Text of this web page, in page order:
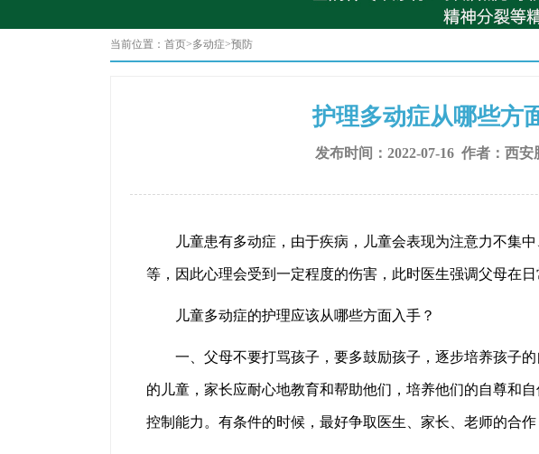
当前位置： 首页>多动症>预防
护理多动症从哪些方
发布时间：2022-07-16 作者： 西安
儿童患有多动症，由于疾病，儿童会表现为注意力不集中
等，因此心理会受到一定程度的伤害，此时医生强调父母在日
儿童多动症的护理应该从哪些方面入手？
一、父母不要打骂孩子，要多鼓励孩子，逐步培养孩子的
的儿童，家长应耐心地教育和帮助他们，培养他们的自尊和
控制能力。有条件的时候，最好争取医生、家长、老师的合作